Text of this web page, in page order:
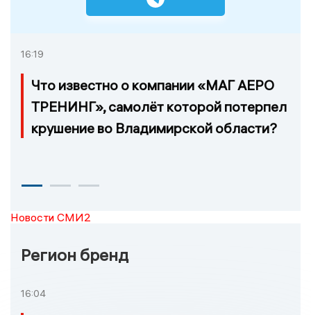
16:19
Что известно о компании «МАГ АЕРО
ТРЕНИНГ», самолёт которой потерпел
крушение во Владимирской области?
Новости СМИ2
Регион бренд
16:04